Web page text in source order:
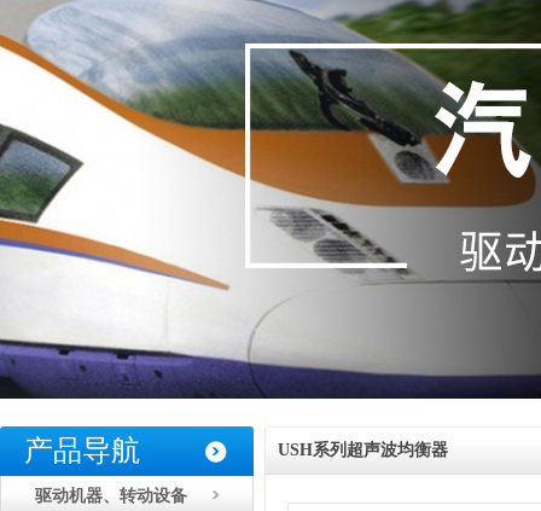
产品导航
驱动机器、转动设备
USH系列超声波均衡器